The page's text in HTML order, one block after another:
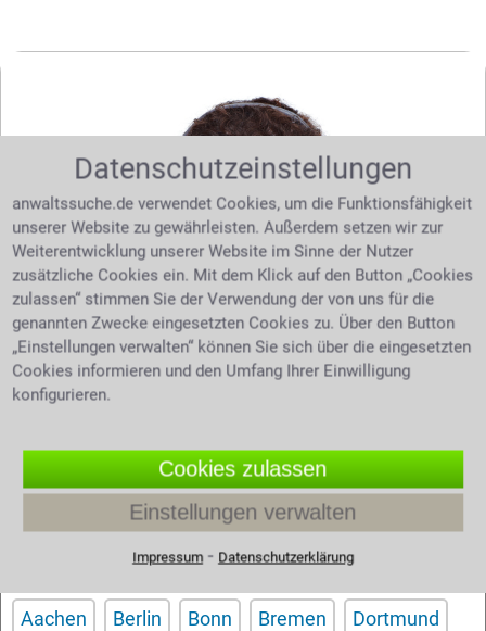
Sie benötigen Hilfe bei Ihrer Suche nach dem
und unverbindlich.
Filtern nach Großstädten
Aachen Berlin Bonn Bremen Dortmund
Datenschutzeinstellungen
anwaltssuche.de verwendet Cookies, um die Funktionsfähigkeit
unserer Website zu gewährleisten. Außerdem setzen wir zur
Weiterentwicklung unserer Website im Sinne der Nutzer
zusätzliche Cookies ein. Mit dem Klick auf den Button „Cookies
zulassen“ stimmen Sie der Verwendung der von uns für die
genannten Zwecke eingesetzten Cookies zu. Über den Button
„Einstellungen verwalten“ können Sie sich über die eingesetzten
Cookies informieren und den Umfang Ihrer Einwilligung
konfigurieren.
Cookies zulassen
Einstellungen verwalten
Impressum⁃ Datenschutzerklärung